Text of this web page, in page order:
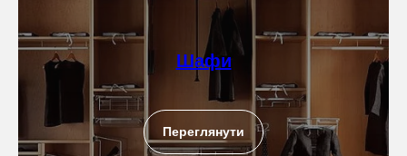
Шафи
Переглянути